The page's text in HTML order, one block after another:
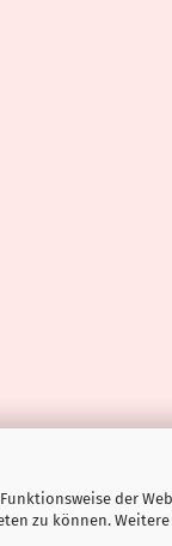
der
zu können.
mit Gambio.de